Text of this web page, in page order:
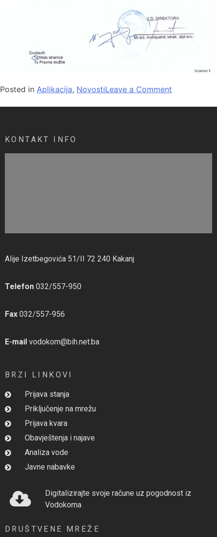
Posted in Aplikacija, NovostiLeave a Comment
KONTAKT INFO
Alije Izetbegovića 51/II 72 240 Kakanj
Telefon 032/557-950
Fax 032/557-956
E-mail vodokom@bih.net.ba
BRZI LINKOVI
Prijava stanja
Priključenje na mrežu
Prijava kvara
Obavještenja i najave
Analiza vode
Javne nabavke
Digitalizirajte svoje račune uz pogodnost iz
Vodokoma
DRUŠTVENE MREŽE